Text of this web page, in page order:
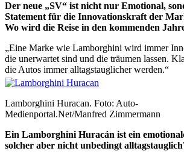
Der neue „SV“ ist nicht nur Emotional,
Statement für die Innovationskraft der
Wo wird die Reise in den kommenden
„Eine Marke wie Lamborghini wird immer
die unerwartet sind und die träumen lassen.
die Autos immer alltagstauglicher werden.“
Lamborghini Huracan. Foto: Auto-
Medienportal.Net/Manfred Zimmermann
Ein Lamborghini Huracán ist ein
solcher aber nicht unbedingt